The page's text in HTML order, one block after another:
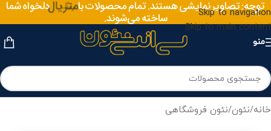
Skip to navigation
Skip to main content
توجه: تصاویر نمایشی هستند. تمام محصولات بامتریال دلخواه شما
ساخته می‌شوند.
منو
خانه/نئون/نئون فروشگاهی